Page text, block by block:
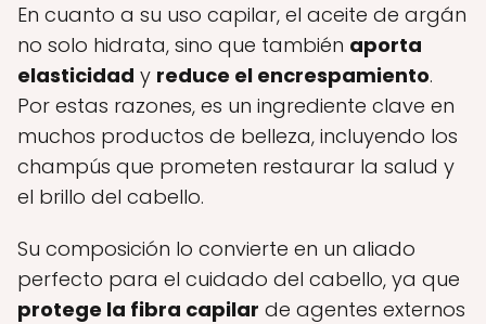
En cuanto a su uso capilar, el aceite de argán
no solo hidrata, sino que también aporta
elasticidad y reduce el encrespamiento.
Por estas razones, es un ingrediente clave en
muchos productos de belleza, incluyendo los
champús que prometen restaurar la salud y
el brillo del cabello.
Su composición lo convierte en un aliado
perfecto para el cuidado del cabello, ya que
protege la fibra capilar de agentes externos